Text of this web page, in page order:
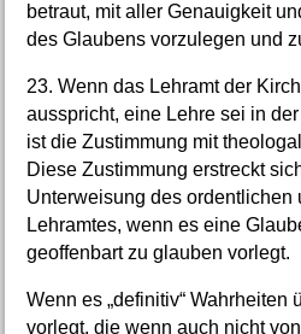
betraut, mit aller Genauigkeit
des Glaubens vorzulegen und
23. Wenn das Lehramt der
ausspricht, eine Lehre sei in
ist die Zustimmung mit
Diese Zustimmung erstreckt
Unterweisung des ordentlichen
Lehramtes, wenn es eine
geoffenbart zu glauben vorlegt.
Wenn es „definitiv“ Wahrheiten
vorlegt, die wenn auch nicht